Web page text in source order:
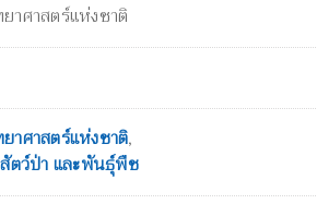
ศาสตร์แห่งชาติ
ศาสตร์แห่งชาติ,
ตว์ป่า และพันธุ์พืช